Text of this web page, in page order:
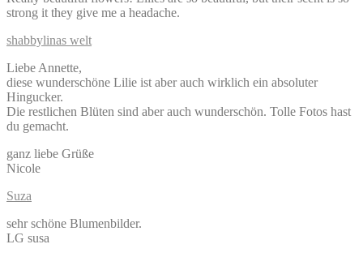
strong it they give me a headache.
shabbylinas welt
Liebe Annette,
diese wunderschöne Lilie ist aber auch wirklich ein absoluter
Hingucker.
Die restlichen Blüten sind aber auch wunderschön. Tolle Fotos hast
du gemacht.
ganz liebe Grüße
Nicole
Suza
sehr schöne Blumenbilder.
LG susa